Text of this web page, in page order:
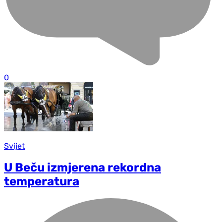
0
Svijet
U Beču izmjerena rekordna
temperatura